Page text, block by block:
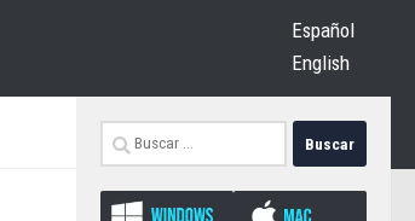
Español
English
Buscar: